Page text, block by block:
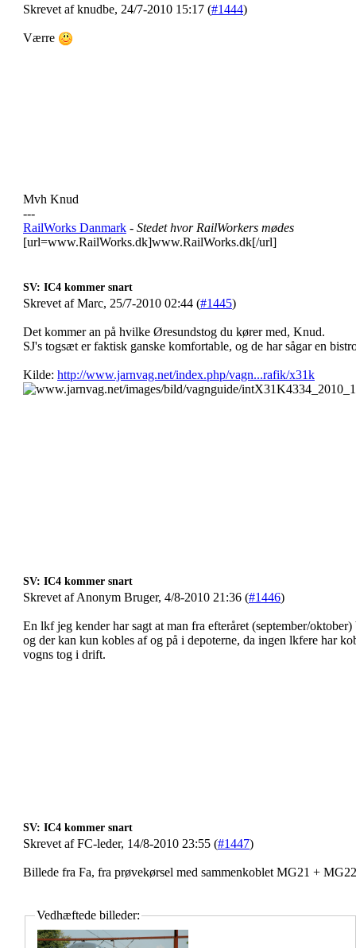
Skrevet af knudbe, 24/7-2010 15:17 (#1444)
Værre
Mvh Knud
---
RailWorks Danmark - Stedet hvor RailWorkers mødes
[url=www.RailWorks.dk]www.RailWorks.dk[/url]
SV: IC4 kommer snart
Skrevet af Marc, 25/7-2010 02:44 (#1445)
Det kommer an på hvilke Øresundstog du kører med, Knud.
SJ's togsæt er faktisk ganske komfortable, og de har sågar en
Kilde: http://www.jarnvag.net/index.php/vagn...rafik/x31k
SV: IC4 kommer snart
Skrevet af Anonym Bruger, 4/8-2010 21:36 (#1446)
En lkf jeg kender har sagt at man fra efteråret (september/
og der kan kun kobles af og på i depoterne, da ingen lkfere har
vogns tog i drift.
SV: IC4 kommer snart
Skrevet af FC-leder, 14/8-2010 23:55 (#1447)
Billede fra Fa, fra prøvekørsel med sammenkoblet MG21 +
Vedhæftede billeder: